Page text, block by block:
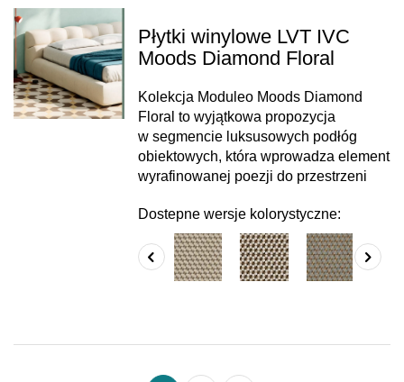
Płytki winylowe LVT IVC
Moods Diamond Floral
Kolekcja Moduleo Moods Diamond
Floral to wyjątkowa propozycja
w segmencie luksusowych podłóg
obiektowych, która wprowadza element
wyrafinowanej poezji do przestrzeni
Dostepne wersje kolorystyczne: